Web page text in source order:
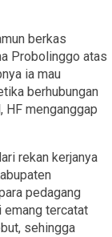
berkas
Probolinggo atas
ia mau
berhubungan
HF menganggap
rekan kerjanya
pedagang
emang tercatat
sehingga